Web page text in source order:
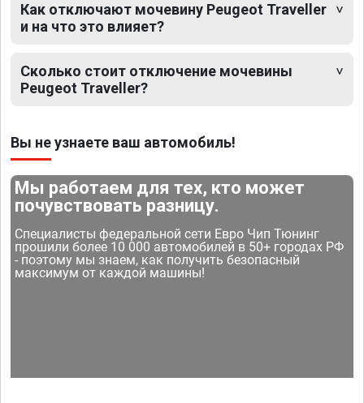
Как отключают мочевину Peugeot Traveller
и на что это влияет?
Сколько стоит отключение мочевины
Peugeot Traveller?
Вы не узнаете ваш автомобиль!
Мы работаем для тех, кто может
почувствовать разницу.
Специалисты федеральной сети Евро Чип Тюнинг
прошили более 10 000 автомобилей в 50+ городах РФ
- поэтому мы знаем, как получить безопасный
максимум от каждой машины!